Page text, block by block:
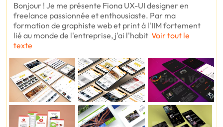
Bonjour ! Je me présente Fiona UX-UI designer en
freelance passionnée et enthousiaste. Par ma
formation de graphiste web et print à l'IIM fortement
lié au monde de l'entreprise, j'ai l'habit Voir tout le
texte